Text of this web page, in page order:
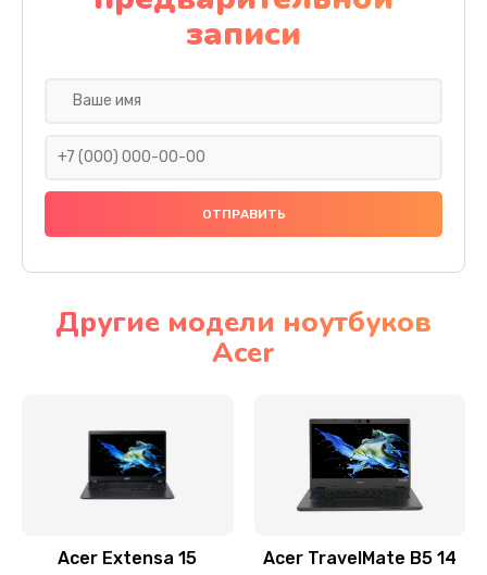
1060 руб.
Заказать
Ремонт подсветки
Настройка BIOS
Замена видеочипа
Заказать
записи
Другие модели ноутбуков
Acer
Acer Extensa 15 Acer TravelMate B5 14